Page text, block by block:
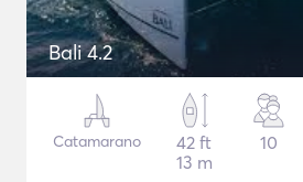
Bali 4.2
Catamarano
42 ft
13 m
10